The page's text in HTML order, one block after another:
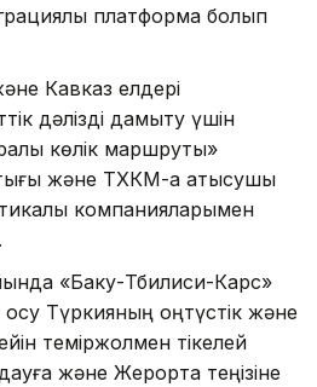
платформа болып
Кавказ елдері
дәлізді дамыту үшін
көлік маршруты»
және ТХКМ-қа қатысушы
компанияларымен
«Баку-Тбилиси-Карс»
қосу Түркияның оңтүстік және
теміржолмен тікелей
және Жерорта теңізіне